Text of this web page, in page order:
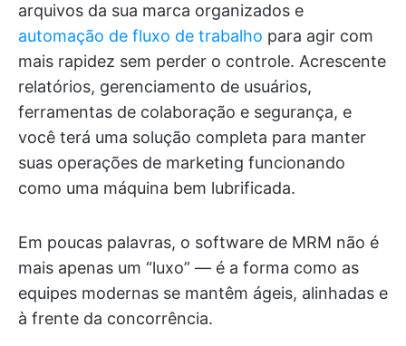
arquivos da sua marca organizados e
automação de fluxo de trabalho para agir com
mais rapidez sem perder o controle. Acrescente
relatórios, gerenciamento de usuários,
ferramentas de colaboração e segurança, e
você terá uma solução completa para manter
suas operações de marketing funcionando
como uma máquina bem lubrificada.
Em poucas palavras, o software de MRM não é
mais apenas um “luxo” — é a forma como as
equipes modernas se mantêm ágeis, alinhadas e
à frente da concorrência.